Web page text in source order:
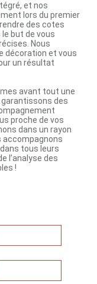
et nos
lors du premier
des cotes
but de vous
Nous
décoration et vous
un résultat
avant tout une
des
proche de vos
dans un rayon
accompagnons
tous leurs
l’analyse des
!